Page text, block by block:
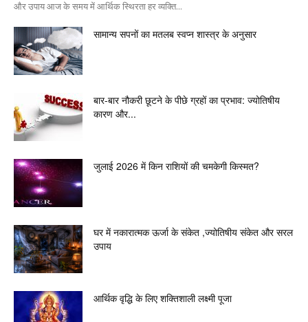
और उपाय आज के समय में आर्थिक स्थिरता हर व्यक्ति...
सामान्य सपनों का मतलब स्वप्न शास्त्र के अनुसार
बार-बार नौकरी छूटने के पीछे ग्रहों का प्रभाव: ज्योतिषीय
कारण और...
जुलाई 2026 में किन राशियों की चमकेगी किस्मत?
घर में नकारात्मक ऊर्जा के संकेत ,ज्योतिषीय संकेत और सरल
उपाय
आर्थिक वृद्धि के लिए शक्तिशाली लक्ष्मी पूजा